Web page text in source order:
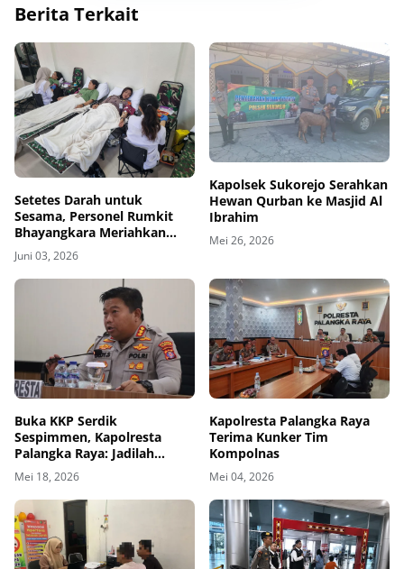
Berita Terkait
Setetes Darah untuk
Sesama, Personel Rumkit
Bhayangkara Meriahkan
HUT ke-80 Pomdam dengan
Donor Darah
Juni 03, 2026
Kapolsek Sukorejo Serahkan
Hewan Qurban ke Masjid Al
Ibrahim
Mei 26, 2026
Buka KKP Serdik
Sespimmen, Kapolresta
Palangka Raya: Jadilah
Pemimpin yang Produktif
dan Inklusif
Mei 18, 2026
Kapolresta Palangka Raya
Terima Kunker Tim
Kompolnas
Mei 04, 2026